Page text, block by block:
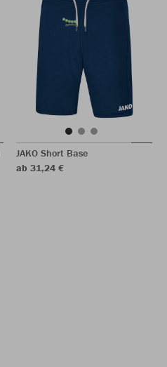
JAKO Short Base
ab 31,24 €